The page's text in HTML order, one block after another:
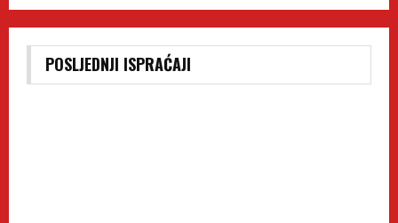
POSLJEDNJI ISPRAĆAJI